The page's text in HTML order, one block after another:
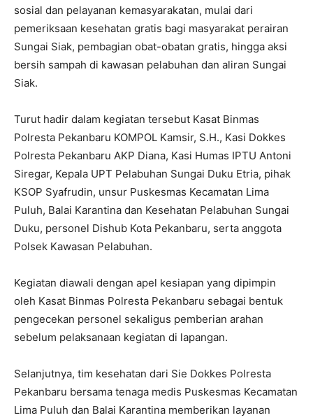
sosial dan pelayanan kemasyarakatan, mulai dari
pemeriksaan kesehatan gratis bagi masyarakat perairan
Sungai Siak, pembagian obat-obatan gratis, hingga aksi
bersih sampah di kawasan pelabuhan dan aliran Sungai
Siak.
Turut hadir dalam kegiatan tersebut Kasat Binmas
Polresta Pekanbaru KOMPOL Kamsir, S.H., Kasi Dokkes
Polresta Pekanbaru AKP Diana, Kasi Humas IPTU Antoni
Siregar, Kepala UPT Pelabuhan Sungai Duku Etria, pihak
KSOP Syafrudin, unsur Puskesmas Kecamatan Lima
Puluh, Balai Karantina dan Kesehatan Pelabuhan Sungai
Duku, personel Dishub Kota Pekanbaru, serta anggota
Polsek Kawasan Pelabuhan.
Kegiatan diawali dengan apel kesiapan yang dipimpin
oleh Kasat Binmas Polresta Pekanbaru sebagai bentuk
pengecekan personel sekaligus pemberian arahan
sebelum pelaksanaan kegiatan di lapangan.
Selanjutnya, tim kesehatan dari Sie Dokkes Polresta
Pekanbaru bersama tenaga medis Puskesmas Kecamatan
Lima Puluh dan Balai Karantina memberikan layanan